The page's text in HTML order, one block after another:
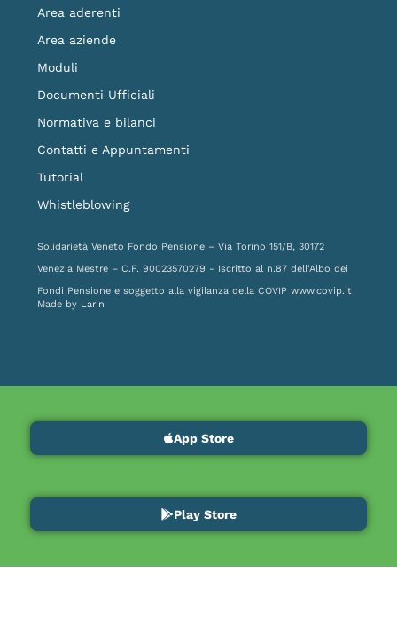
Area aderenti
Area aziende
Moduli
Documenti Ufficiali
Normativa e bilanci
Contatti e Appuntamenti
Tutorial
Whistleblowing
Solidarietà Veneto Fondo Pensione – Via Torino 151/B, 30172
Venezia Mestre – C.F. 90023570279 - Iscritto al n.87 dell'Albo dei
Fondi Pensione e soggetto alla vigilanza della COVIP www.covip.it
Made by Larin
App Store
Play Store